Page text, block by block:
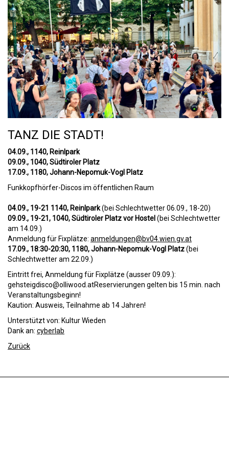
TANZ DIE STADT!
04.09., 1140, Reinlpark
09.09., 1040, Südtiroler Platz
17.09., 1180, Johann-Nepomuk-Vogl Platz
Funkkopfhörfer-Discos im öffentlichen Raum
04.09., 19-21 1140, Reinlpark(bei Schlechtwetter 06.09., 18-20)
09.09., 19-21, 1040, Südtiroler Platz vor Hostel (bei Schlechtwetter
am 14.09.)
Anmeldung für Fixplätze: anmeldungen@bv04.wien.gv.at
17.09., 18:30-20:30, 1180, Johann-Nepomuk-Vogl Platz(bei
Schlechtwetter am 22.09.)
Eintritt frei, Anmeldung für Fixplätze (ausser 09.09.):
gehsteigdisco@olliwood.atReservierungen gelten bis 15 min. nach
Veranstaltungsbeginn!
Kaution: Ausweis, Teilnahme ab 14 Jahren!
Unterstützt von: Kultur Wieden
Dank an: cyberlab
Zurück